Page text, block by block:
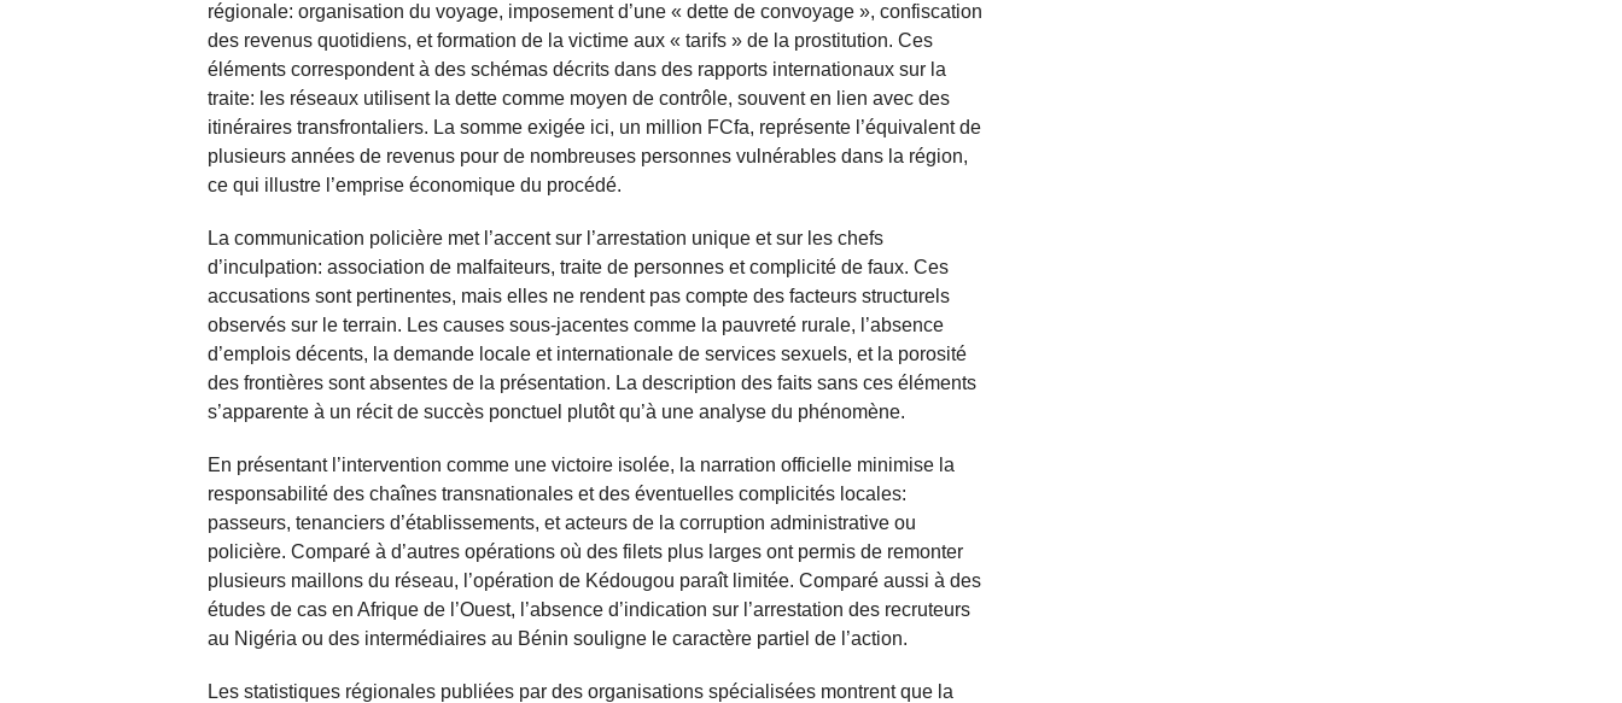
régionale: organisation du voyage, impose­ment d’une « dette de convoyage », confiscation
des revenus quotidiens, et formation de la victime aux « tarifs » de la prostitution. Ces
éléments correspondent à des schémas décrits dans des rapports internationaux sur la
traite: les réseaux utilisent la dette comme moyen de contrôle, souvent en lien avec des
itinéraires transfrontaliers. La somme exigée ici, un million FCfa, représente l’équivalent de
plusieurs années de revenus pour de nombreuses personnes vulnérables dans la région,
ce qui illustre l’emprise économique du procédé.
La communication policière met l’accent sur l’arrestation unique et sur les chefs
d’inculpation: association de malfaiteurs, traite de personnes et complicité de faux. Ces
accusations sont pertinentes, mais elles ne rendent pas compte des facteurs structurels
observés sur le terrain. Les causes sous-jacentes comme la pauvreté rurale, l’absence
d’emplois décents, la demande locale et internationale de services sexuels, et la porosité
des frontières sont absentes de la présentation. La description des faits sans ces éléments
s’apparente à un récit de succès ponctuel plutôt qu’à une analyse du phénomène.
En présentant l’intervention comme une victoire isolée, la narration officielle minimise la
responsabilité des chaînes transnationales et des éventuelles complicités locales:
passeurs, tenanciers d’établissements, et acteurs de la corruption administrative ou
policière. Comparé à d’autres opérations où des filets plus larges ont permis de remonter
plusieurs maillons du réseau, l’opération de Kédougou paraît limitée. Comparé aussi à des
études de cas en Afrique de l’Ouest, l’absence d’indication sur l’arrestation des recruteurs
au Nigéria ou des intermédiaires au Bénin souligne le caractère partiel de l’action.
Les statistiques régionales publiées par des organisations spécialisées montrent que la